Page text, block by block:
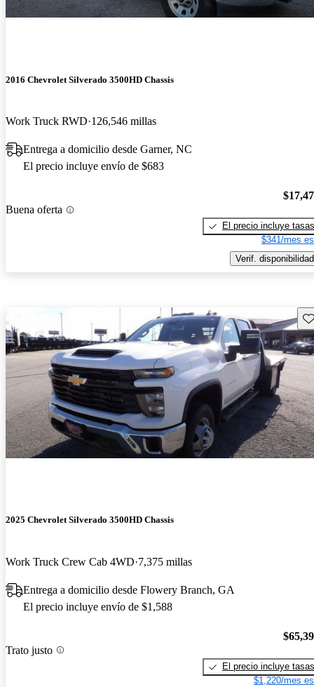
2016 Chevrolet Silverado 3500HD Chassis
Work Truck RWD 126,546 millas
Entrega a domicilio desde Garner, NC
El precio incluye envío de $683
Buena oferta
El precio incluye tasas
$341/mes
Verif. disponibilidad
2025 Chevrolet Silverado 3500HD Chassis
Work Truck Crew Cab 4WD 7,375 millas
Entrega a domicilio desde Flowery Branch, GA
El precio incluye envío de $1,588
Trato justo
El precio incluye tasas
$1,220/mes